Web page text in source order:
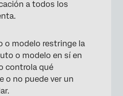
a todos los
o modelo restringe la
o modelo en sí en
controla qué
o no puede ver un